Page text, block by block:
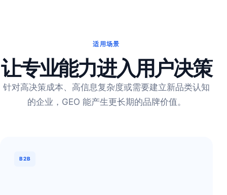
适用场景
让专业能力进入用户决策
针对高决策成本、高信息复杂度或需要建立新品类认知
的企业，GEO 能产生更长期的品牌价值。
B2B